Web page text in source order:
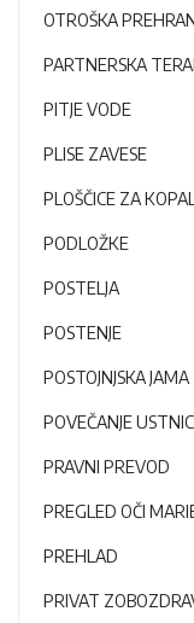
OTROŠKA
PARTNERSKA
PITJE VODE
PLISE ZAVESE
PLOŠČICE ZA
PODLOŽKE
POSTELJA
POSTENJE
POSTOJNJSKA JAMA
POVEČANJE USTNIC
PRAVNI PREVOD
PREGLED OČI
PREHLAD
PRIVAT